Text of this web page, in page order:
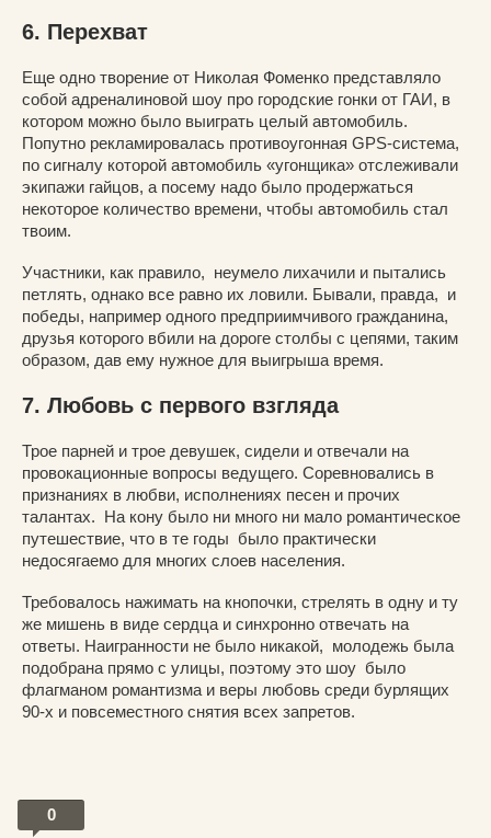
6. Перехват
Еще одно творение от Николая Фоменко представляло
собой адреналиновой шоу про городские гонки от ГАИ, в
котором можно было выиграть целый автомобиль.
Попутно рекламировалась противоугонная GPS-система,
по сигналу которой автомобиль «угонщика» отслеживали
экипажи гайцов, а посему надо было продержаться
некоторое количество времени, чтобы автомобиль стал
твоим.
Участники, как правило, неумело лихачили и пытались
петлять, однако все равно их ловили. Бывали, правда, и
победы, например одного предприимчивого гражданина,
друзья которого вбили на дороге столбы с цепями, таким
образом, дав ему нужное для выигрыша время.
7. Любовь с первого взгляда
Трое парней и трое девушек, сидели и отвечали на
провокационные вопросы ведущего. Соревновались в
признаниях в любви, исполнениях песен и прочих
талантах. На кону было ни много ни мало романтическое
путешествие, что в те годы было практически
недосягаемо для многих слоев населения.
Требовалось нажимать на кнопочки, стрелять в одну и ту
же мишень в виде сердца и синхронно отвечать на
ответы. Наигранности не было никакой, молодежь была
подобрана прямо с улицы, поэтому это шоу было
флагманом романтизма и веры любовь среди бурлящих
90-х и повсеместного снятия всех запретов.
0